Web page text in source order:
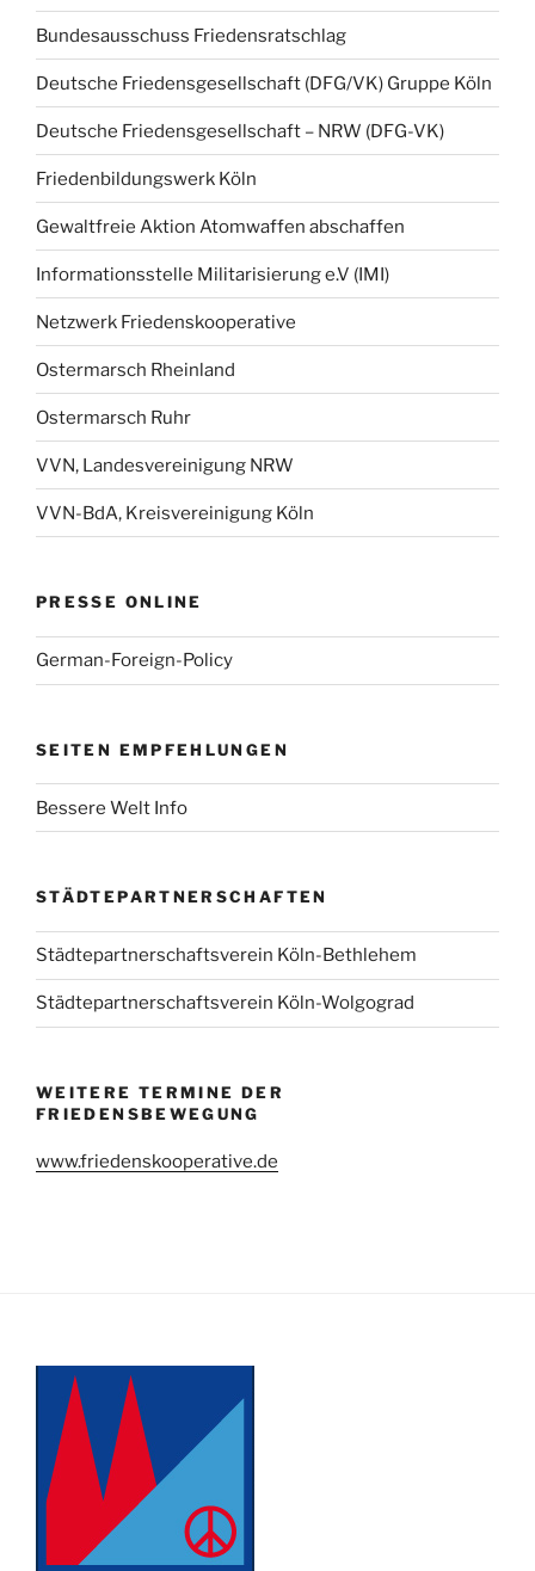
Bundesausschuss Friedensratschlag
Deutsche Friedensgesellschaft (DFG/VK) Gruppe Köln
Deutsche Friedensgesellschaft – NRW (DFG-VK)
Friedenbildungswerk Köln
Gewaltfreie Aktion Atomwaffen abschaffen
Informationsstelle Militarisierung e.V (IMI)
Netzwerk Friedenskooperative
Ostermarsch Rheinland
Ostermarsch Ruhr
VVN, Landesvereinigung NRW
VVN-BdA, Kreisvereinigung Köln
PRESSE ONLINE
German-Foreign-Policy
SEITEN EMPFEHLUNGEN
Bessere Welt Info
STÄDTEPARTNERSCHAFTEN
Städtepartnerschaftsverein Köln-Bethlehem
Städtepartnerschaftsverein Köln-Wolgograd
WEITERE TERMINE DER
FRIEDENSBEWEGUNG
www.friedenskooperative.de